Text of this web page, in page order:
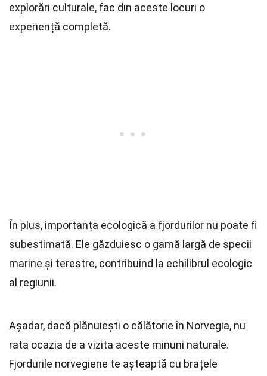
explorări culturale, fac din aceste locuri o
experiență completă.
În plus, importanța ecologică a fjordurilor nu poate fi
subestimată. Ele găzduiesc o gamă largă de specii
marine și terestre, contribuind la echilibrul ecologic
al regiunii.
Așadar, dacă plănuiești o călătorie în Norvegia, nu
rata ocazia de a vizita aceste minuni naturale.
Fjordurile norvegiene te așteaptă cu brațele